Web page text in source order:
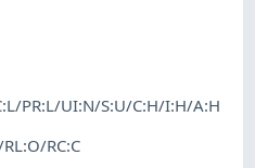
PR:L/UI:N/S:U/C:H/I:H/A:H
RC:C